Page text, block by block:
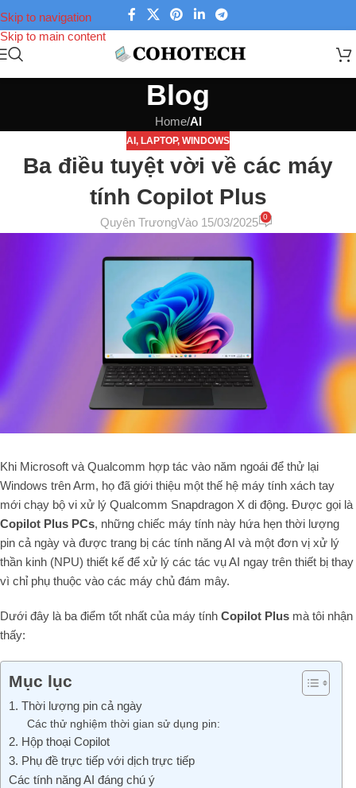
Skip to navigation
Skip to main content
Blog
Home/AI
AI , LAPTOP, WINDOWS
Ba điều tuyệt vời về các máy
tính Copilot Plus
Quyên TrươngVào 15/03/2025 0
Khi Microsoft và Qualcomm hợp tác vào năm ngoái để thử lại
Windows trên Arm, họ đã giới thiệu một thế hệ máy tính xách tay
mới chạy bộ vi xử lý Qualcomm Snapdragon X di động. Được gọi là
Copilot Plus PCs, những chiếc máy tính này hứa hẹn thời lượng
pin cả ngày và được trang bị các tính năng AI và một đơn vị xử lý
thần kinh (NPU) thiết kế để xử lý các tác vụ AI ngay trên thiết bị thay
vì chỉ phụ thuộc vào các máy chủ đám mây.
Dưới đây là ba điểm tốt nhất của máy tính Copilot Plus mà tôi nhận
thấy:
Mục lục
1. Thời lượng pin cả ngày
Các thử nghiệm thời gian sử dụng pin:
2. Hộp thoại Copilot
3. Phụ đề trực tiếp với dịch trực tiếp
Các tính năng AI đáng chú ý